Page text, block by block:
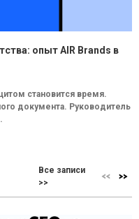
опыт AIR Brands в
становится время.
документа. Руководитель
Все записи
>>